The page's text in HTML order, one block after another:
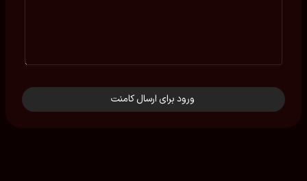
ورود برای ارسال کامنت